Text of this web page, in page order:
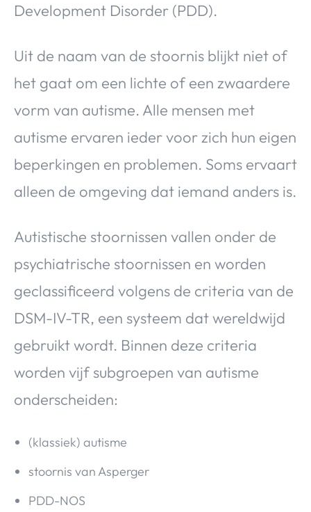
Development Disorder (PDD).
Uit de naam van de stoornis blijkt niet of
het gaat om een lichte of een zwaardere
vorm van autisme. Alle mensen met
autisme ervaren ieder voor zich hun eigen
beperkingen en problemen. Soms ervaart
alleen de omgeving dat iemand anders is.
Autistische stoornissen vallen onder de
psychiatrische stoornissen en worden
geclassificeerd volgens de criteria van de
DSM-IV-TR, een systeem dat wereldwijd
gebruikt wordt. Binnen deze criteria
worden vijf subgroepen van autisme
onderscheiden:
(klassiek) autisme
stoornis van Asperger
PDD-NOS